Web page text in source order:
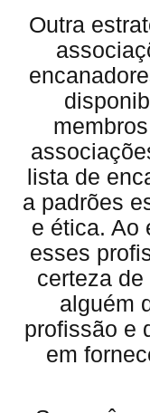
Outra
lista de
a padrões
e ética. Ao
esses
certeza
alguém
profissão e
em